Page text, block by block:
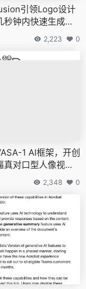
引领Logo设计
秒钟内快速生成个
2,223 0
1 AI框架，开创
真对口型人像视频
2,348 0